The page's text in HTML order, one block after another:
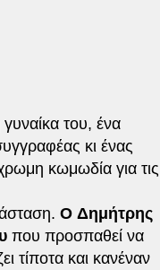
του, ένα
κι ένας
κωμωδία για τις
Ο Δημήτρης
που προσπαθεί να
τίποτα και κανέναν